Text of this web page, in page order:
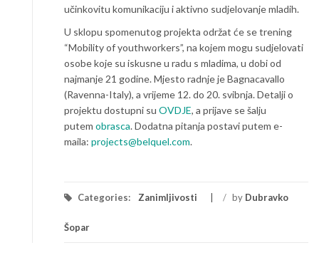
učinkovitu komunikaciju i aktivno sudjelovanje mladih.
U sklopu spomenutog projekta održat će se trening
“Mobility of youthworkers”, na kojem mogu sudjelovati
osobe koje su iskusne u radu s mladima, u dobi od
najmanje 21 godine. Mjesto radnje je Bagnacavallo
(Ravenna-Italy), a vrijeme 12. do 20. svibnja. Detalji o
projektu dostupni su OVDJE, a prijave se šalju
putem obrasca. Dodatna pitanja postavi putem e-
maila: projects@belquel.com.
Categories: Zanimljivosti / by Dubravko
Šopar